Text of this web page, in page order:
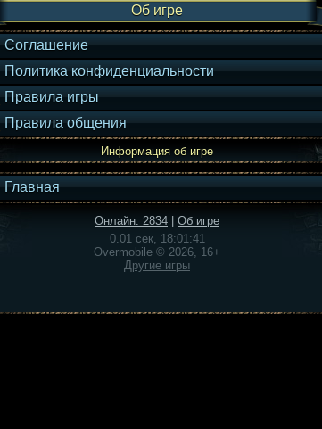
Об игре
Соглашение
Политика конфиденциальности
Правила игры
Правила общения
Информация об игре
Главная
Онлайн: 2834
Об игре
0.01 сек, 18:01:41
Overmobile © 2026, 16+
Другие игры